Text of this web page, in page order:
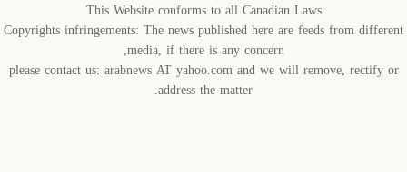
This Website conforms to all Canadian Laws
Copyrights infringements: The news published here are feeds from
media, if there is any concern,
please contact us: arabnews AT yahoo.com and we will remove,
address the matter.